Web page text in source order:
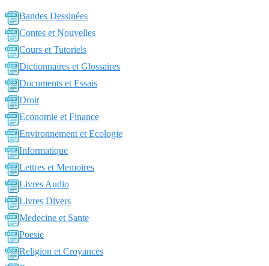
Bandes Dessinées
Contes et Nouvelles
Cours et Tutoriels
Dictionnaires et Glossaires
Documents et Essais
Droit
Economie et Finance
Environnement et Ecologie
Informatique
Lettres et Memoires
Livres Audio
Livres Divers
Medecine et Sante
Poesie
Religion et Croyances